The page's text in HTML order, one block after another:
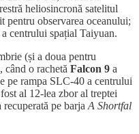
heliosincronă satelitul
pentru observarea oceanului;
centrului spațial Taiyuan.
(și a doua pentru
o rachetă Falcon 9 a
pe rampa SLC-40 a centrului
al 12-lea zbor al treptei
pe barja A Shortfal